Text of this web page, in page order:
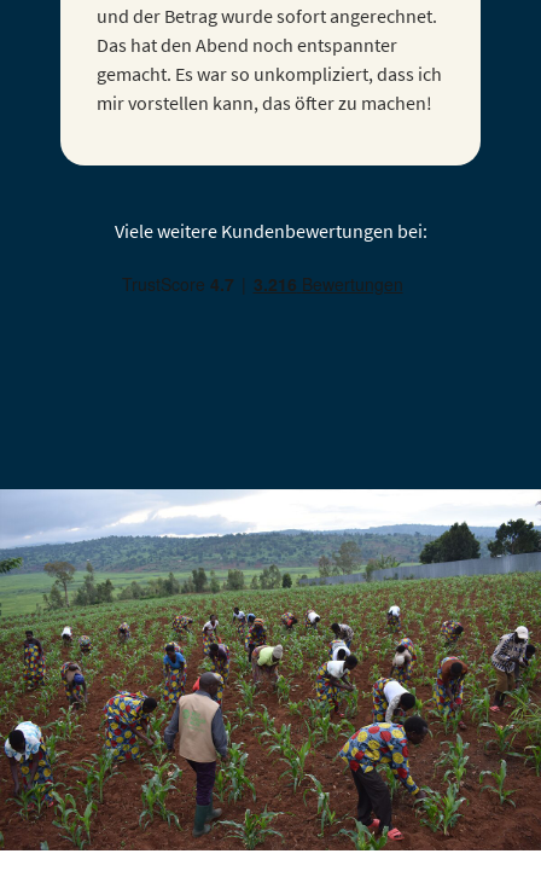
Viele weitere Kundenbewertungen bei: